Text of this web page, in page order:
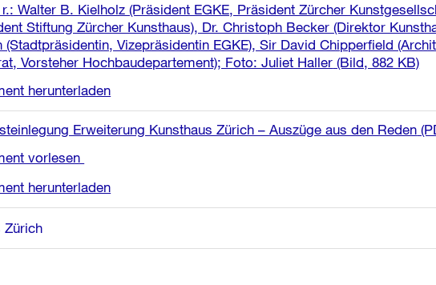
Walter B. Kielholz (Präsident EGKE, Präsident Zürcher
Stiftung Zürcher Kunsthaus), Dr. Christoph Becker (Direktor
(Stadtpräsidentin, Vizepräsidentin EGKE), Sir David Chipperfield
Vorsteher Hochbaudepartement); Foto: Juliet Haller (Bild, 882 KB)
herunterladen
Erweiterung Kunsthaus Zürich – Auszüge aus den Reden
vorlesen
herunterladen
Zürich